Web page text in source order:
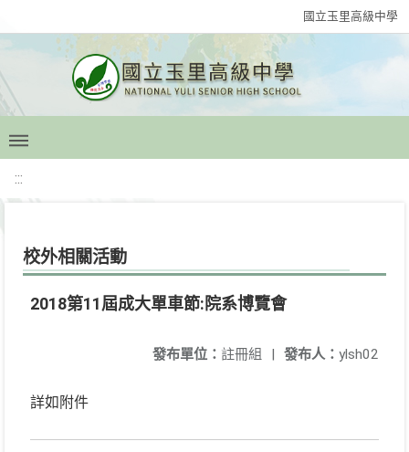
國立玉里高級中學
:::
校外相關活動
2018第11屆成大單車節:院系博覽會
發布人： ylsh02
發布單位： 註冊組 |
詳如附件